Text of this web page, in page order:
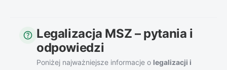
help Legalizacja MSZ – pytania i
odpowiedzi
Poniżej najważniejsze informacje o legalizacji i